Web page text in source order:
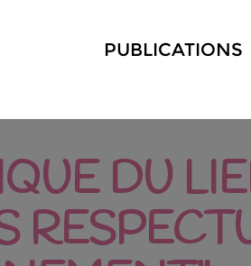
PUBLICATIONS
DU